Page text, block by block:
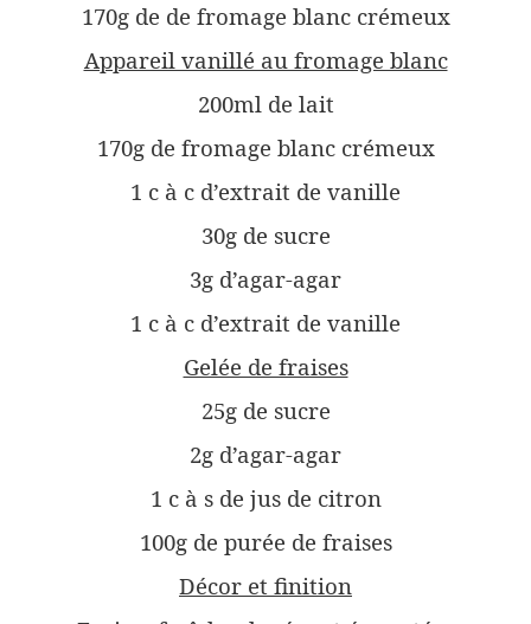
170g de de fromage blanc crémeux
Appareil vanillé au fromage blanc
200ml de lait
170g de fromage blanc crémeux
1 c à c d’extrait de vanille
30g de sucre
3g d’agar-agar
1 c à c d’extrait de vanille
Gelée de fraises
25g de sucre
2g d’agar-agar
1 c à s de jus de citron
100g de purée de fraises
Décor et finition